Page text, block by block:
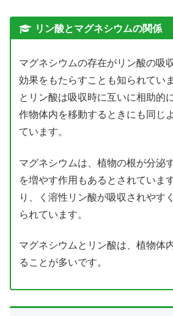
リン酸とマグネシウムの関係
マグネシウムの存在がリン酸の吸
効果をもたらすことも知られてい
とリン酸は吸収時に互いに相助的
作物体内を移動するときにも同じ
ています。
マグネシウムは、植物の根が分泌
を増やす作用もあるとされていま
り、く溶性リン酸が吸収されやす
られています。
マグネシウムとリン酸は、植物体
ることが多いです。